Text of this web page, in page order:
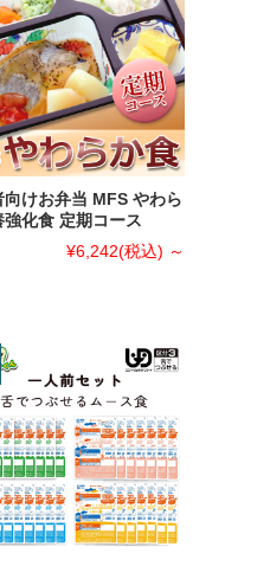
向けお弁当 MFS やわら
強化食 定期コース
¥6,242(税込) ～